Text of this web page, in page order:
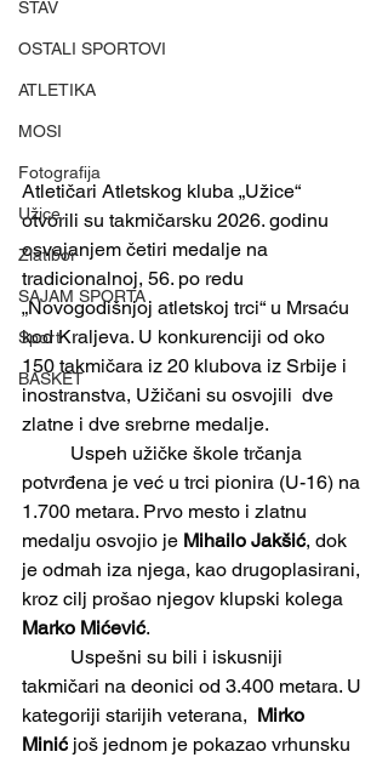
STAV
OSTALI SPORTOVI
ATLETIKA
MOSI
Fotografija
Užice
Zlatibor
SAJAM SPORTA
Sport
BASKET
Atletičari Atletskog kluba „Užice“
otvorili su takmičarsku 2026. godinu
osvajanjem četiri medalje na
tradicionalnoj, 56. po redu
„Novogodišnjoj atletskoj trci“ u Mrsaću
kod Kraljeva. U konkurenciji od oko
150 takmičara iz 20 klubova iz Srbije i
inostranstva, Užičani su osvojili  dve
zlatne i dve srebrne medalje.
potvrđena je već u trci pionira (U-16) na
1.700 metara. Prvo mesto i zlatnu
medalju osvojio je Mihailo Jakšić, dok
je odmah iza njega, kao drugoplasirani,
kroz cilj prošao njegov klupski kolega
Marko Mićević.
takmičari na deonici od 3.400 metara. U
kategoriji starijih veterana, Mirko
Minić još jednom je pokazao vrhunsku